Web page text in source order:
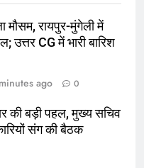
मौसम, रायपुर-मुंगेली में
उत्तर CG में भारी बारिश
ago 0
की बड़ी पहल, मुख्य सचिव
संग की बैठक